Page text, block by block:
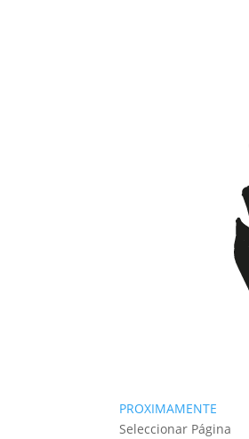
PROXIMAMENTE
Seleccionar Página